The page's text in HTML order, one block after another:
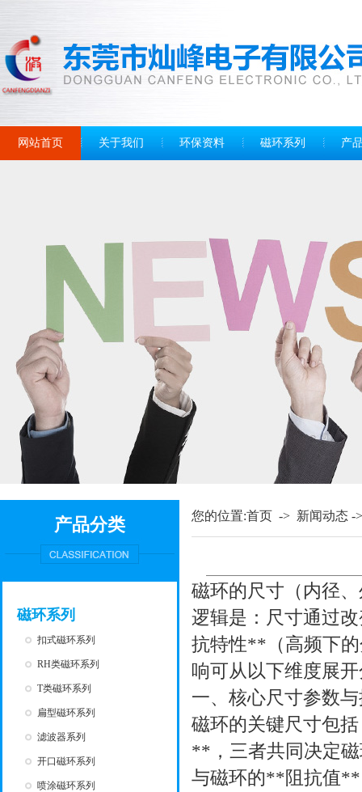
网站首页 关于我们 环保资料 磁环系列 产
产品分类
磁环系列
扣式磁环系列
RH类磁环系列
T类磁环系列
扁型磁环系列
滤波器系列
开口磁环系列
喷涂磁环系列
您的位置:首页 -> 新闻动态 -
磁环的尺寸（内径
逻辑是：尺寸通过
抗特性**（高频下
响可从以下维度展
一、核心尺寸参数
磁环的关键尺寸包
**，三者共同决定磁
与磁环的**阻抗值